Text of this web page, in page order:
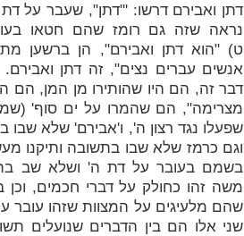
דתן ואבירם דרשו: '"דתן", שעבר על
נראה שזה גם רומז שהם חטאו
ט) "הוא דתן ואבירם", הן ברשען
אנשים עברים נצים", זה דתן
דבר זה, הם היו שהותירו מן המן, הם
מצרימה", הם שהמרו על ים סוף'
שפעלו נגד רצון ה', ו'אבירם' שלא
וגם כרמז שלא שבו בתשובה ותיקנו
בשמם בעובר על דת ה' ושלא שב
משה זהו כחולק על דברי חכמים, וכן
שהם מלעיגים על המצוות שזהו עובר
שני אלו הם בין הדברים שנועלים